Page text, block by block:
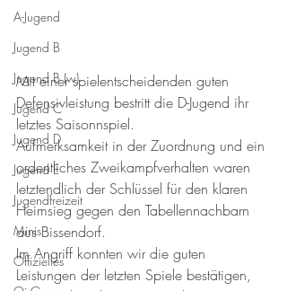
A-Jugend
Jugend B
Jugend B (w)
Jugend C
Jugend D
Jugend E
Jugendfreizeit
Minis
Offizielles
Mit einer spielentscheidenden guten
Defensivleistung bestritt die D-Jugend ihr
letztes Saisonnspiel.
Aufmerksamkeit in der Zuordnung und ein
ordentliches Zweikampfverhalten waren
letztendlich der Schlüssel für den klaren
Heimsieg gegen den Tabellennachbarn
aus Bissendorf.
Im Angriff konnten wir die guten
Leistungen der letzten Spiele bestätigen,